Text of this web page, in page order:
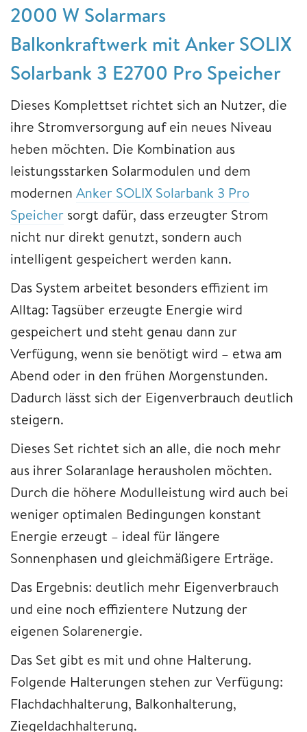
2000 W Solarmars
Balkonkraftwerk mit Anker SOLIX
Solarbank 3 E2700 Pro Speicher
Dieses Komplettset richtet sich an Nutzer, die
ihre Stromversorgung auf ein neues Niveau
heben möchten. Die Kombination aus
leistungsstarken Solarmodulen und dem
modernen Anker SOLIX Solarbank 3 Pro
Speicher sorgt dafür, dass erzeugter Strom
nicht nur direkt genutzt, sondern auch
intelligent gespeichert werden kann.
Das System arbeitet besonders effizient im
Alltag: Tagsüber erzeugte Energie wird
gespeichert und steht genau dann zur
Verfügung, wenn sie benötigt wird – etwa am
Abend oder in den frühen Morgenstunden.
Dadurch lässt sich der Eigenverbrauch deutlich
steigern.
Dieses Set richtet sich an alle, die noch mehr
aus ihrer Solaranlage herausholen möchten.
Durch die höhere Modulleistung wird auch bei
weniger optimalen Bedingungen konstant
Energie erzeugt – ideal für längere
Sonnenphasen und gleichmäßigere Erträge.
Das Ergebnis: deutlich mehr Eigenverbrauch
und eine noch effizientere Nutzung der
eigenen Solarenergie.
Das Set gibt es mit und ohne Halterung.
Folgende Halterungen stehen zur Verfügung:
Flachdachhalterung, Balkonhalterung,
Ziegeldachhalterung.